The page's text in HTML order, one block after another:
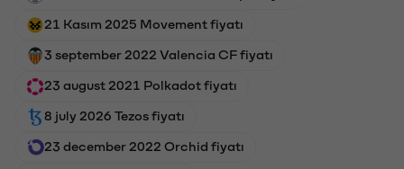
21 Kasım 2025 Movement fiyatı
3 september 2022 Valencia CF fiyatı
23 august 2021 Polkadot fiyatı
8 july 2026 Tezos fiyatı
23 december 2022 Orchid fiyatı